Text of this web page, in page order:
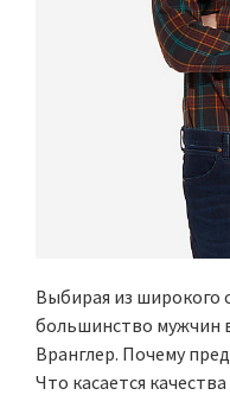
Выбирая из широкого
большинство мужчин
Вранглер. Почему
Что касается